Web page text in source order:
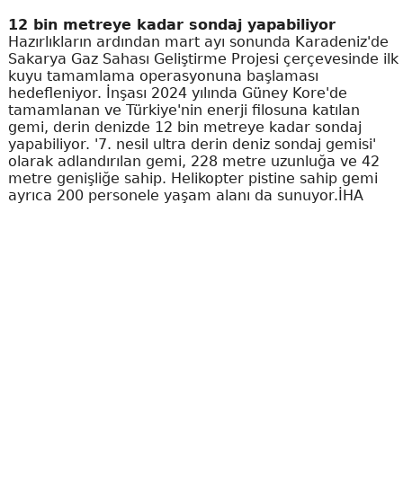
12 bin metreye kadar sondaj yapabiliyor
Hazırlıkların ardından mart ayı sonunda Karadeniz'de
Sakarya Gaz Sahası Geliştirme Projesi çerçevesinde ilk
kuyu tamamlama operasyonuna başlaması
hedefleniyor. İnşası 2024 yılında Güney Kore'de
tamamlanan ve Türkiye'nin enerji filosuna katılan
gemi, derin denizde 12 bin metreye kadar sondaj
yapabiliyor. '7. nesil ultra derin deniz sondaj gemisi'
olarak adlandırılan gemi, 228 metre uzunluğa ve 42
metre genişliğe sahip. Helikopter pistine sahip gemi
ayrıca 200 personele yaşam alanı da sunuyor.İHA